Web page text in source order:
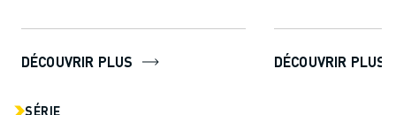
offrir ...
DÉCOUVRIR PLUS
couple pour une...
DÉCOUVRIR PLUS
SÉRIE